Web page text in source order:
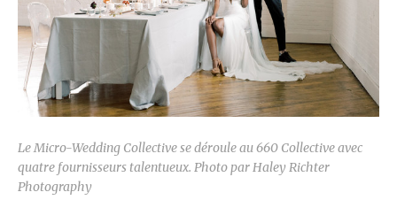
Le Micro-Wedding Collective se déroule au 660 Collective avec
quatre fournisseurs talentueux. Photo par Haley Richter
Photography